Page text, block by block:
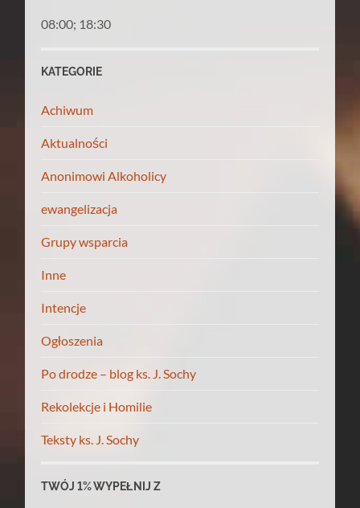
08:00; 18:30
KATEGORIE
Achiwum
Aktualności
Anonimowi Alkoholicy
ewangelizacja
Grupy wsparcia
Inne
Intencje
Ogłoszenia
Po drodze – blog ks. J. Sochy
Rekolekcje i Homilie
Teksty ks. J. Sochy
TWÓJ 1% WYPEŁNIJ Z